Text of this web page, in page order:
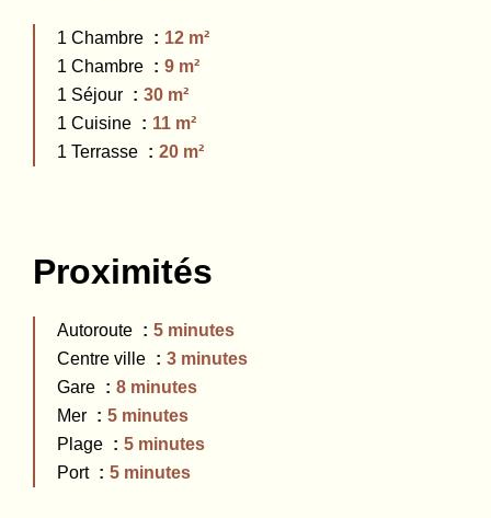
1 Chambre
12 m²
1 Chambre
9 m²
1 Séjour
30 m²
1 Cuisine
11 m²
1 Terrasse
20 m²
Proximités
Autoroute
5 minutes
Centre ville
3 minutes
Gare
8 minutes
Mer
5 minutes
Plage
5 minutes
Port
5 minutes